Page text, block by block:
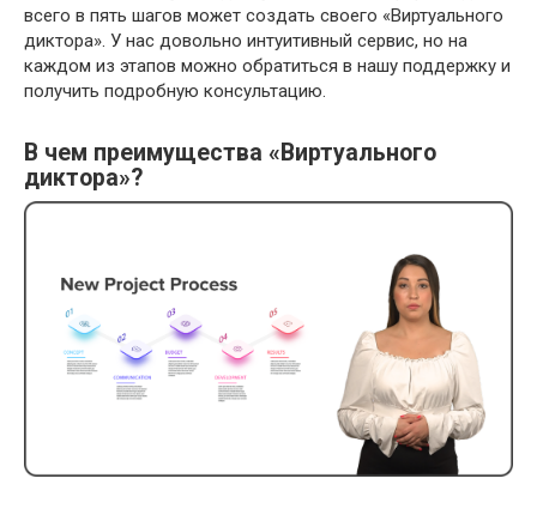
всего в пять шагов может создать своего «Виртуального
диктора». У нас довольно интуитивный сервис, но на
каждом из этапов можно обратиться в нашу поддержку и
получить подробную консультацию.
В чем преимущества «Виртуального
диктора»?